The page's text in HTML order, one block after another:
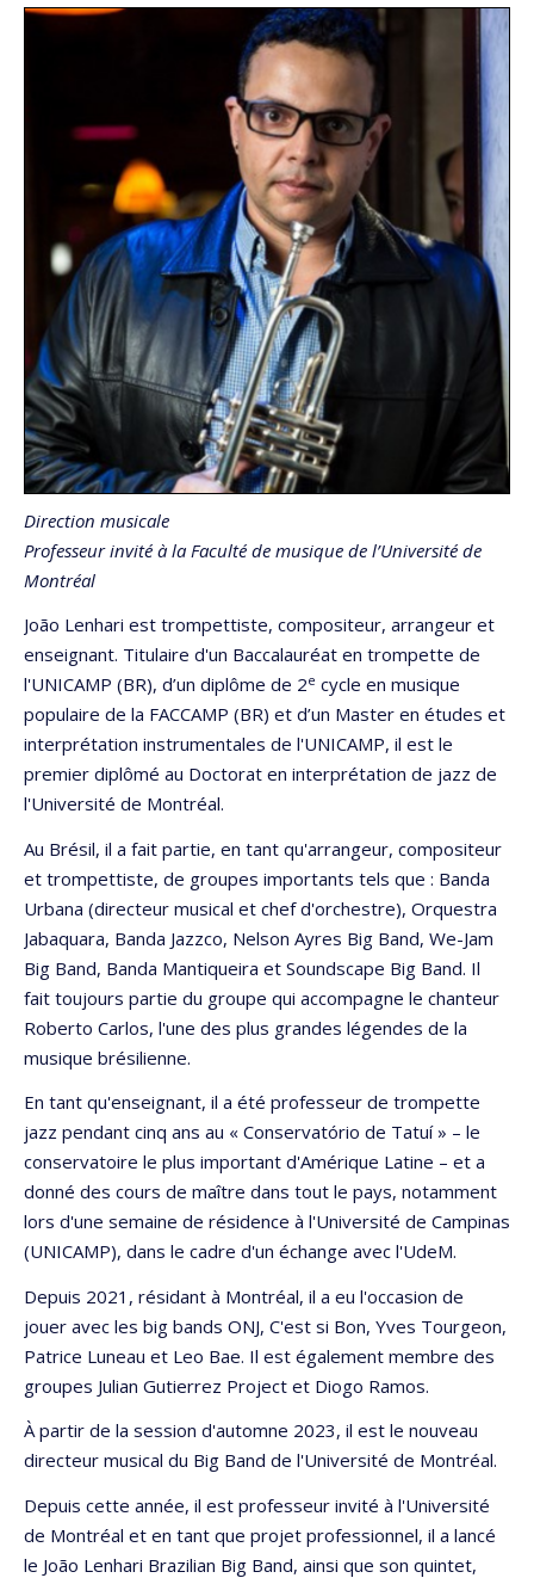
Direction musicale
Professeur invité à la Faculté de musique de l’Université de
Montréal
João Lenhari est trompettiste, compositeur, arrangeur et
enseignant. Titulaire d'un Baccalauréat en trompette de
l'UNICAMP (BR), d’un diplôme de 2e cycle en musique
populaire de la FACCAMP (BR) et d’un Master en études et
interprétation instrumentales de l'UNICAMP, il est le
premier diplômé au Doctorat en interprétation de jazz de
l'Université de Montréal.
Au Brésil, il a fait partie, en tant qu'arrangeur, compositeur
et trompettiste, de groupes importants tels que : Banda
Urbana (directeur musical et chef d'orchestre), Orquestra
Jabaquara, Banda Jazzco, Nelson Ayres Big Band, We-Jam
Big Band, Banda Mantiqueira et Soundscape Big Band. Il
fait toujours partie du groupe qui accompagne le chanteur
Roberto Carlos, l'une des plus grandes légendes de la
musique brésilienne.
En tant qu'enseignant, il a été professeur de trompette
jazz pendant cinq ans au « Conservatório de Tatuí » – le
conservatoire le plus important d'Amérique Latine – et a
donné des cours de maître dans tout le pays, notamment
lors d'une semaine de résidence à l'Université de Campinas
(UNICAMP), dans le cadre d'un échange avec l'UdeM.
Depuis 2021, résidant à Montréal, il a eu l'occasion de
jouer avec les big bands ONJ, C'est si Bon, Yves Tourgeon,
Patrice Luneau et Leo Bae. Il est également membre des
groupes Julian Gutierrez Project et Diogo Ramos.
À partir de la session d'automne 2023, il est le nouveau
directeur musical du Big Band de l'Université de Montréal.
Depuis cette année, il est professeur invité à l'Université
de Montréal et en tant que projet professionnel, il a lancé
le João Lenhari Brazilian Big Band, ainsi que son quintet,